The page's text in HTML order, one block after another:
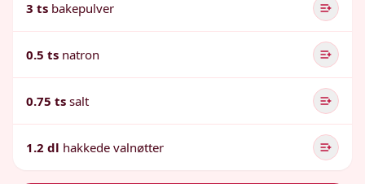
3 ts bakepulver
0.5 ts natron
0.75 ts salt
1.2 dl hakkede valnøtter